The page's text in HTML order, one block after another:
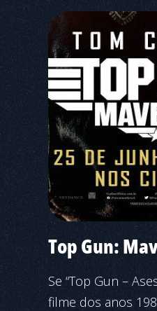
Top Gun:
Se “Top Gun –
filme dos anos